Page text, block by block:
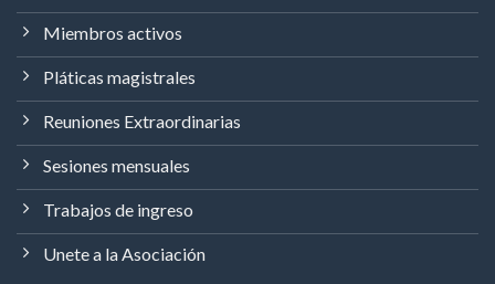
Miembros activos
Pláticas magistrales
Reuniones Extraordinarias
Sesiones mensuales
Trabajos de ingreso
Unete a la Asociación